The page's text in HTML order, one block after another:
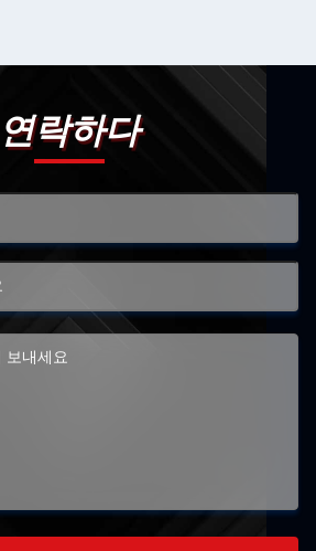
연락하다